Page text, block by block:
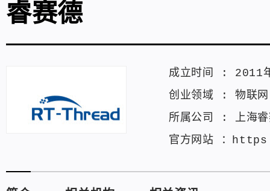
睿赛德
成立时间 : 2011
创业领域 : 物联网
所属公司 : 上海
官方网站 ：